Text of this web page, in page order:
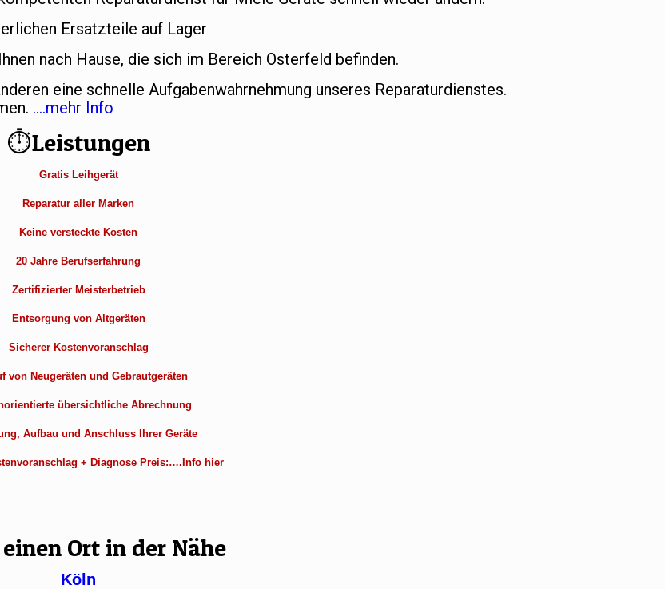
Ersatzteile auf Lager
nach Hause, die sich im Bereich Osterfeld befinden.
eine schnelle Aufgabenwahrnehmung unseres Reparaturdienstes.
….mehr Info
⏱Leistungen
Gratis Leihgerät
Reparatur aller Marken
Keine versteckte Kosten
20 Jahre Berufserfahrung
Zertifizierter Meisterbetrieb
Entsorgung von Altgeräten
Sicherer Kostenvoranschlag
von Neugeräten und Gebrautgeräten
übersichtliche Abrechnung
Aufbau und Anschluss Ihrer Geräte
+ Diagnose Preis:….Info hier
Ort in der Nähe
Köln